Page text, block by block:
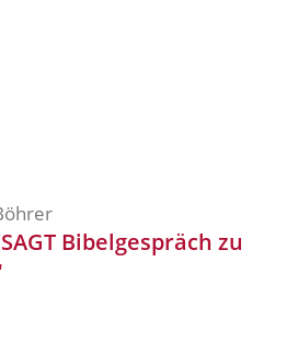
Bibelgespräch zu